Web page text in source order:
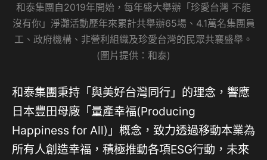
和泰集團自2019年開始，每年盛大舉辦「珍愛台灣 不能
沒有你」淨灘活動歷年來累計共舉辦65場、4.1萬名集團員
工、政府機構、非營利組織及珍愛台灣的民眾共襄盛舉。
(圖片提供：和泰)
和泰集團秉持「與美好台灣同行」的理念，響應
日本豐田母廠「量產幸福(Producing
Happiness for All)」概念，致力透過移動本業為
所有人創造幸福，積極推動各項ESG行動，未來